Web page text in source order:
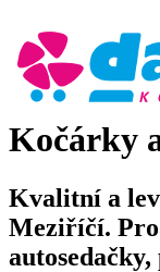
Kočárky
Kvalitní a
Meziříčí.